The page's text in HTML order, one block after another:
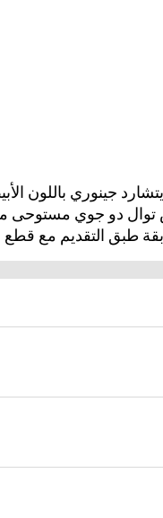
جينوري باللون
دو جوي مستوحى
طبق التقديم مع